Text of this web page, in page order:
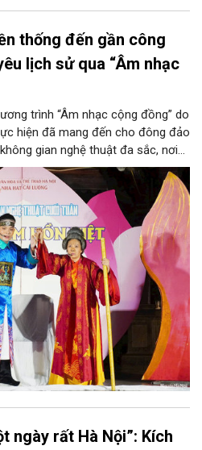
thống đến gần công
lịch sử qua “Âm nhạc
trình “Âm nhạc cộng đồng” do
hiện đã mang đến cho đông đảo
gian nghệ thuật đa sắc, nơi
cổ, tân cổ và các tiết mục múa
của phố đi bộ hồ Hoàn Kiếm. Đặc
của các nghệ sĩ đến từ
cuộc gặp gỡ nghệ thuật giàu
ngày rất Hà Nội”: Kích